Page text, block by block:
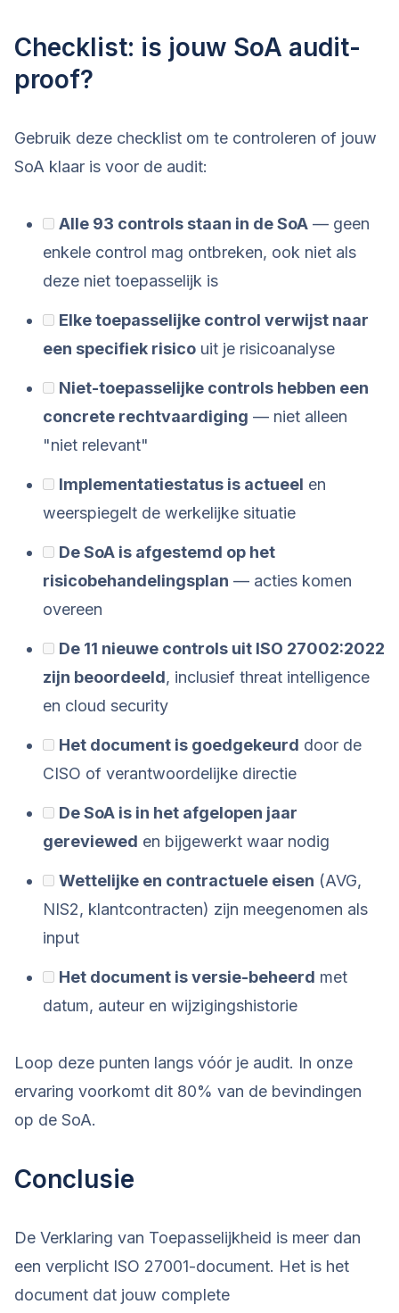
Checklist: is jouw SoA audit-
proof?
Gebruik deze checklist om te controleren of jouw
SoA klaar is voor de audit:
Alle 93 controls staan in de SoA — geen
enkele control mag ontbreken, ook niet als
deze niet toepasselijk is
Elke toepasselijke control verwijst naar
een specifiek risico uit je risicoanalyse
Niet-toepasselijke controls hebben een
concrete rechtvaardiging — niet alleen
"niet relevant"
Implementatiestatus is actueel en
weerspiegelt de werkelijke situatie
De SoA is afgestemd op het
risicobehandelingsplan — acties komen
overeen
De 11 nieuwe controls uit ISO 27002:2022
zijn beoordeeld, inclusief threat intelligence
en cloud security
Het document is goedgekeurd door de
CISO of verantwoordelijke directie
De SoA is in het afgelopen jaar
gereviewed en bijgewerkt waar nodig
Wettelijke en contractuele eisen (AVG,
NIS2, klantcontracten) zijn meegenomen als
input
Het document is versie-beheerd met
datum, auteur en wijzigingshistorie
Loop deze punten langs vóór je audit. In onze
ervaring voorkomt dit 80% van de bevindingen
op de SoA.
Conclusie
De Verklaring van Toepasselijkheid is meer dan
een verplicht ISO 27001-document. Het is het
document dat jouw complete